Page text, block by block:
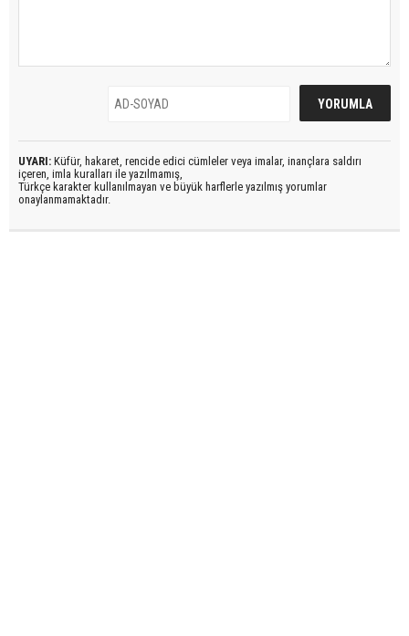
UYARI: Küfür, hakaret, rencide edici cümleler veya imalar, inançlara saldırı
içeren, imla kuralları ile yazılmamış,
Türkçe karakter kullanılmayan ve büyük harflerle yazılmış yorumlar
onaylanmamaktadır.